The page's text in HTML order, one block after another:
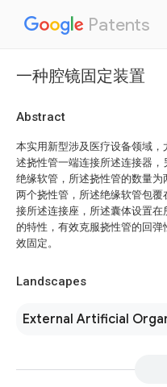
Patents
一种腔镜固定装置
Abstract
本实用新型涉及医疗设备领域
述挠性管一端连接所述连接器
绝缘软管，所述挠性管的数量
两个挠性管，所述绝缘软管包
接所述连接座，所述囊体设置
的特性，有效克服挠性管的回
效固定。
Landscapes
External Artificial